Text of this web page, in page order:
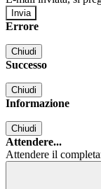
Errore
Chiudi
Successo
Chiudi
Informazione
Chiudi
Attendere...
Attendere il